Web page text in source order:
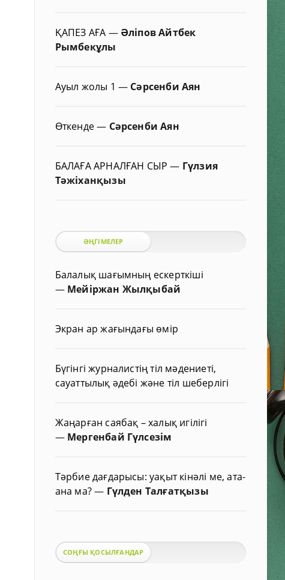
ҚАПЕЗ АҒА — Әліпов Айтбек
Рымбекұлы
Ауыл жолы 1 — Сәрсенби Аян
Өткенде— Сәрсенби Аян
БАЛАҒА АРНАЛҒАН СЫР— Гүлзия
Тәжіханқызы
ӘҢГІМЕЛЕР
Балалық шағымның ескерткіші
— Мейіржан Жылқыбай
Экран ар жағындағы өмір
Бүгінгі журналистің тіл мәдениеті,
сауаттылық әдебі және тіл шеберлігі
Жаңарған саябақ – халық игілігі
— Мергенбай Гүлсезім
Тәрбие дағдарысы: уақыт кінәлі ме, ата-
ана ма?— Гүлден Талғатқызы
СОҢҒЫ ҚОСЫЛҒАНДАР